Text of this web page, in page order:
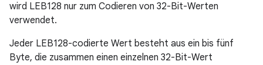
wird LEB128 nur zum Codieren von 32-Bit-Werten
verwendet.
Jeder LEB128-codierte Wert besteht aus ein bis fünf
Byte, die zusammen einen einzelnen 32-Bit-Wert